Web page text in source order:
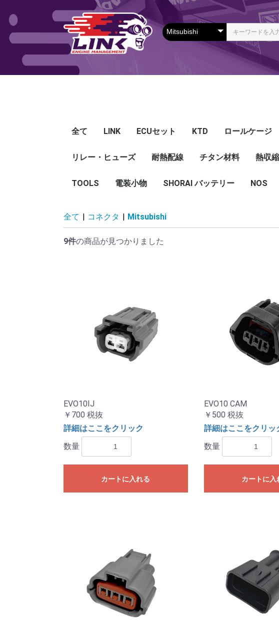
全て LINK
Plug-in ECU Honda
Mazda
Mitsubishi
Nissan
Subaru
Toyota
その他
Wire-in ECU G5
G4X
G4＋
PDM
ECUアクセサリー Looms and Cables
Mapセンサー
温度センサー
その他センサー
Exhaust O2センサー
CAN EGT modules
DI Driver
Ignition
Injection
Peripherals
Tuning Tools
E-Throttle
Driver Display
CAN Keypad
Apparel Hat
T-shirts
Foodies
ECUセット KTD
Looms
センサー
Ignition Coil
クラセン
サージタンク
EXマニ
燃料
電スロ
シリコンホース
エンジンハーネス
ハーネスラベル
エアクリーナー
スイッチ
アダプタ類
その他
ロールケージ
リレー・ヒューズ
リレー
リレーBOX
ヒューズケース
ブレーカー式ブレード
ブレーカー
耐熱配線
ETFE 配線
シール
モール
FEP 配線
シール
モール
チタン材料 熱収
ハン
耐熱
切れ
DR
DW
DW
その他
TOOLS 電装小物 SHORAI バッテリー NOS
全て コネクタ Mitsubishi
9件の商品が見つかりました
EVO10IJ
￥700 税抜
詳細はここをクリック
数量
カートに入れる
EVO10 CAM
￥500 税抜
詳細はここをクリッ
数量
カートに入